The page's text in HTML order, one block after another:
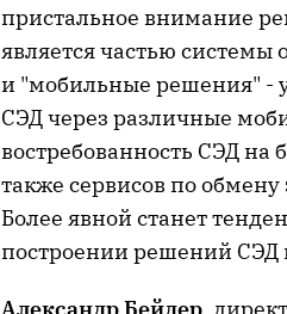
пристальное внимание
является частью
и "мобильные решения" -
СЭД через различные
востребованность СЭД на
также сервисов по
Более явной станет
построении решений